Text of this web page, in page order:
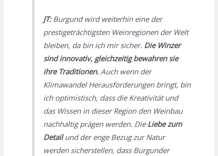
JT:Burgund wird weiterhin eine der
prestigeträchtigsten Weinregionen der Welt
bleiben, da bin ich mir sicher. Die Winzer
sind innovativ, gleichzeitig bewahren sie
ihre Traditionen. Auch wenn der
Klimawandel Herausforderungen bringt, bin
ich optimistisch, dass die Kreativität und
das Wissen in dieser Region den Weinbau
nachhaltig prägen werden. Die Liebe zum
Detailund der enge Bezug zur Natur
werden sicherstellen, dass Burgunder